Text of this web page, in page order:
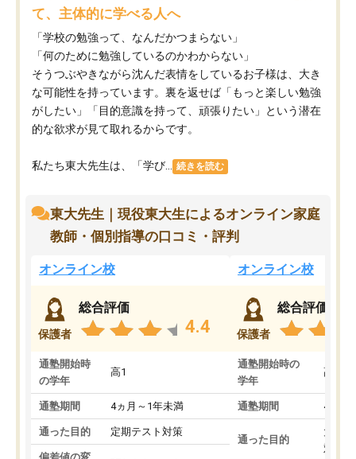
て、主体的に学べる人へ
「学校の勉強って、なんだかつまらない」
「何のために勉強しているのかわからない」
そうつぶやきながら沈んだ表情をしているお子様は、大き
な可能性を持っています。裏を返せば「もっと楽しい勉強
がしたい」「目的意識を持って、頑張りたい」という潜在
的な欲求が見て取れるからです。
私たち東大先生は、「学び... 続きを読む
東大先生｜現役東大生によるオンライン家庭
教師・個別指導の口コミ・評判
オンライン校
保護者
総合評価
4.4
通塾開始時
の学年
高1
通塾期間 4ヵ月～1年未満
通った目的 定期テスト対策
オンライン校
保護者
総合評価
通塾開始時の
学年
高3
通塾期間 4ヵ月
通った目的
大学
対策